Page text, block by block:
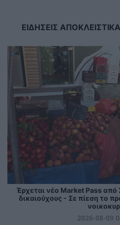
ΕΙΔΗΣΕΙΣ
Έρχεται νέο Market Pass
δικαιούχους - Σε πίεση το
2026-08-09